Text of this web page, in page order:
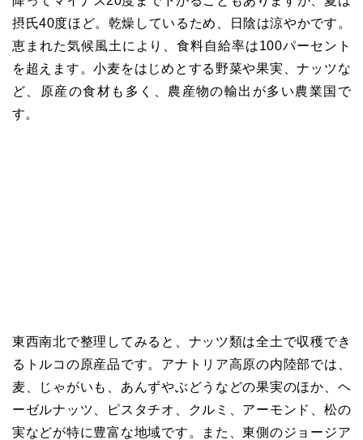
摂氏40度ほど。乾燥しているため、日陰は涼やかです。
恵まれた気候風土により、食料自給率は100パーセント
を超えます。小麦をはじめとする野菜や果実、ナッツな
ど、原産の食材も多く、農産物の輸出が多い農業国で
す。
東西南北で整理してみると、ナッツ類は全土で収穫でき
るトルコの原産品です。アナトリア高原の内陸部では、
麦、じゃがいも、あんずやぶどうなどの果実のほか、ヘ
ーゼルナッツ、ピスタチオ、クルミ、アーモンド、松の
実などが特に豊富な地域です。また、東側のジョージア